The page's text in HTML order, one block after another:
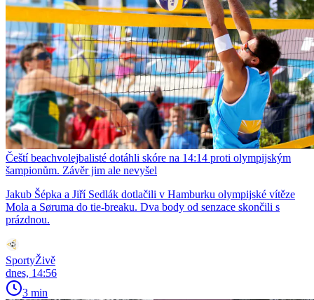
Čeští beachvolejbalisté dotáhli skóre na 14:14 proti olympijským
šampionům. Závěr jim ale nevyšel
Jakub Šépka a Jiří Sedlák dotlačili v Hamburku olympijské vítěze
Mola a Søruma do tie-breaku. Dva body od senzace skončili s
prázdnou.
SportyŽivě
dnes, 14:56
3 min